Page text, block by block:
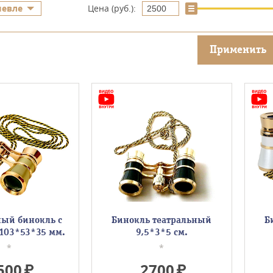
Цена (руб.):
Применить
бинокль с
мм.
*
Бинокль театральный
9,5*3*5 см.
*